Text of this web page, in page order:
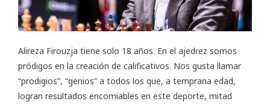
Alireza Firouzja tiene solo 18 años. En el ajedrez somos
pródigos en la creación de calificativos. Nos gusta llamar
“prodigios”, “genios” a todos los que, a temprana edad,
logran resultados encomiables en este deporte, mitad